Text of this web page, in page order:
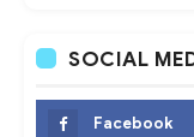
SOCIAL
Facebook